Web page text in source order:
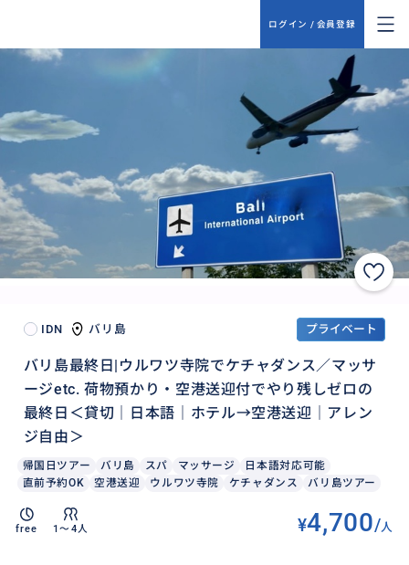
ログイン / 会員登録
IDN バリ島 プライベート
バリ島最終日|ウルワツ寺院でケチャダンス／マッサ
ージetc. 荷物預かり・空港送迎付でやり残しゼロの
最終日＜貸切｜日本語｜ホテル→空港送迎｜アレン
ジ自由＞
帰国日ツアー バリ島 スパ マッサージ
日本語対応可能
直前予約OK
空港送迎 ウルワツ寺院 ケチャダンス バリ島ツアー
free 1〜4人 ¥4,700/人